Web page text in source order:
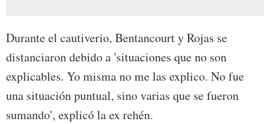
Durante el cautiverio, Bentancourt y Rojas se
distanciaron debido a 'situaciones que no son
explicables. Yo misma no me las explico. No fue
una situación puntual, sino varias que se fueron
sumando', explicó la ex rehén.